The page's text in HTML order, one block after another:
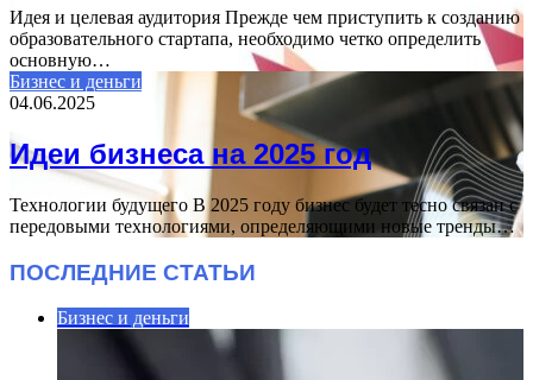
Идея и целевая аудитория Прежде чем приступить к созданию
образовательного стартапа, необходимо четко определить
основную…
Бизнес и деньги
04.06.2025
Идеи бизнеса на 2025 год
Технологии будущего В 2025 году бизнес будет тесно связан с
передовыми технологиями, определяющими новые тренды…
ПОСЛЕДНИЕ СТАТЬИ
Бизнес и деньги